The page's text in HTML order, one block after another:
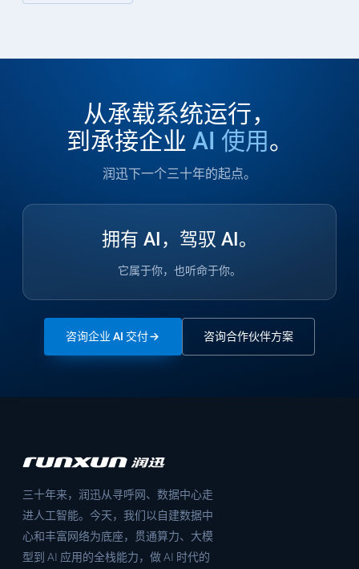
从承载系统运行，
到承接企业 AI 使用。
润迅下一个三十年的起点。
拥有 AI，驾驭 AI。
它属于你，也听命于你。
咨询企业 AI 交付 咨询合作伙伴方案
三十年来，润迅从寻呼网、数据中心走
进人工智能。今天，我们以自建数据中
心和丰富网络为底座，贯通算力、大模
型到 AI 应用的全栈能力，做 AI 时代的